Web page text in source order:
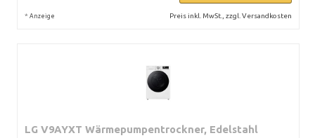
* Anzeige Preis inkl. MwSt., zzgl. Versandkosten
LG V9AYXT Wärmepumpentrockner, Edelstahl